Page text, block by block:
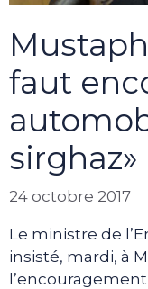
faut
sirghaz»
24 octobre 2017
Le ministre de
insisté, mardi, à